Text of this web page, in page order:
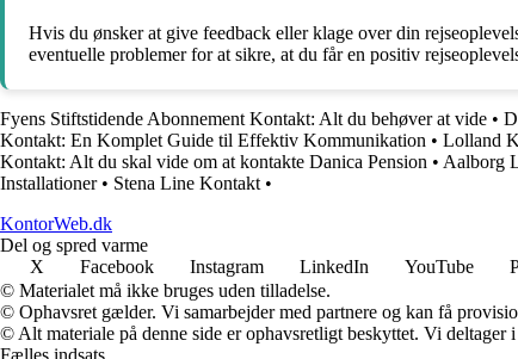
Hvis du ønsker at give feedback eller klage over din
eventuelle problemer for at sikre, at du får en positiv
Fyens Stiftstidende Abonnement Kontakt: Alt du behøver at vide •
Kontakt: En Komplet Guide til Effektiv Kommunikation • Lolland
Kontakt: Alt du skal vide om at kontakte Danica Pension • Aalborg
Installationer• Stena Line Kontakt •
KontorWeb.dk
Del og spred varme
X
Facebook Instagram LinkedIn YouTube
© Materialet må ikke bruges uden tilladelse.
© Ophavsret gælder. Vi samarbejder med partnere og kan få
© Alt materiale på denne side er ophavsretligt beskyttet. Vi
Fælles indsats